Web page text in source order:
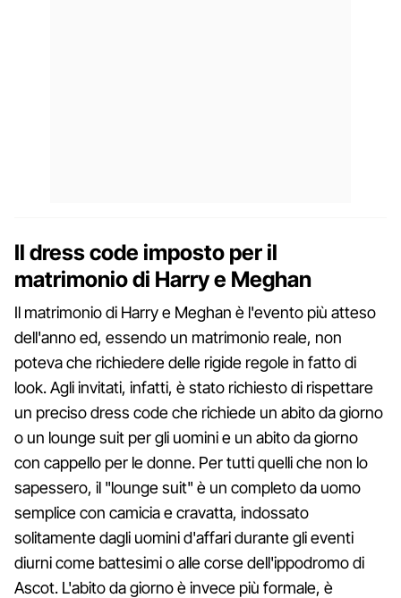
Il dress code imposto per il
matrimonio di Harry e Meghan
Il matrimonio di Harry e Meghan è l'evento più atteso
dell'anno ed, essendo un matrimonio reale, non
poteva che richiedere delle rigide regole in fatto di
look. Agli invitati, infatti, è stato richiesto di rispettare
un preciso dress code che richiede un abito da giorno
o un lounge suit per gli uomini e un abito da giorno
con cappello per le donne. Per tutti quelli che non lo
sapessero, il "lounge suit" è un completo da uomo
semplice con camicia e cravatta, indossato
solitamente dagli uomini d'affari durante gli eventi
diurni come battesimi o alle corse dell'ippodromo di
Ascot. L'abito da giorno è invece più formale, è